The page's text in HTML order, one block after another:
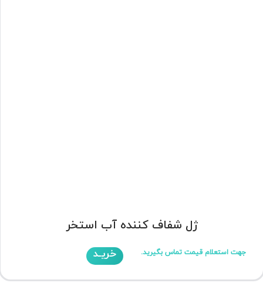
ژل شفاف کننده آب استخر
جهت استعلام قیمت تماس بگیرید. خریـد